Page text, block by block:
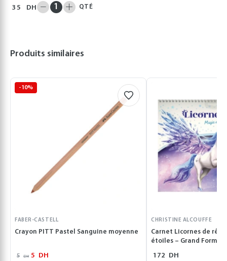
35 DH QTÉ
Produits similaires
-10%
FABER-CASTELL
Crayon PITT Pastel Sanguine moyenne
5 DH 5 DH
CHRISTINE ALCOUFFE
Carnet Licornes de
étoiles – Grand Format
172 DH